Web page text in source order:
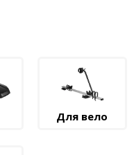
Для вело